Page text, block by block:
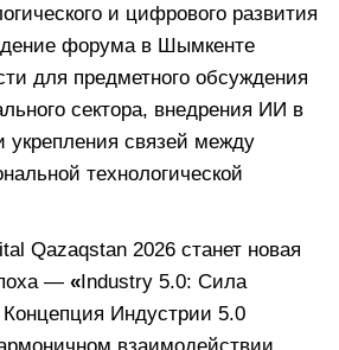
и цифрового развития
форума в Шымкенте
для предметного обсуждения
сектора, внедрения ИИ в
связей между
технологической
Qazaqstan 2026 станет новая
— «Industry 5.0: Сила
Концепция Индустрии 5.0
взаимодействии